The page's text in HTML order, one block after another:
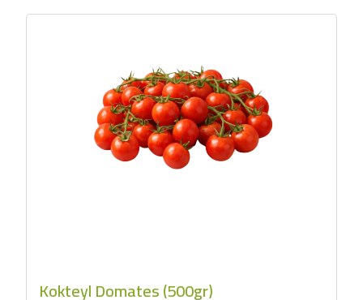
Kokteyl Domates (500gr)